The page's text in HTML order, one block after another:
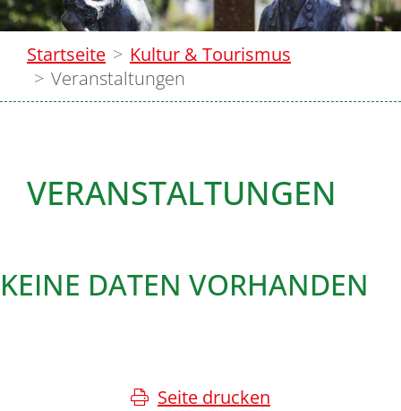
Startseite
Kultur & Tourismus
Veranstaltungen
VERANSTALTUNGEN
KEINE DATEN VORHANDEN
Seite drucken